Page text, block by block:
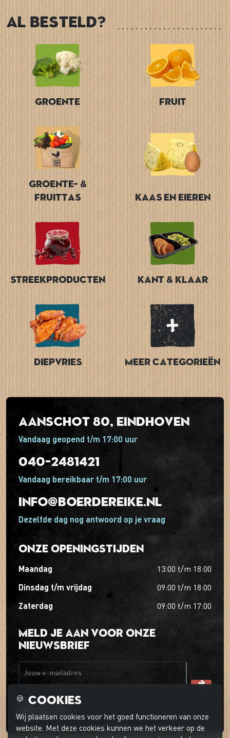
Al besteld?
Groente Fruit
Groente- &
Fruittas
Kaas en Eieren
Streekproducten Kant & Klaar
Diepvries Meer categorieën
Aanschot 80, Eindhoven
Vandaag geopend t/m 17:00 uur
040-2481421
Vandaag bereikbaar t/m 17:00 uur
info@boerdereike.nl
Dezelfde dag nog antwoord op je vraag
Onze openingstijden
maandag 13:00 t/m 18:00
dinsdag t/m vrijdag 09:00 t/m 18:00
zaterdag 09:00 t/m 17:00
Meld je aan voor onze
nieuwsbrief
🍪 Cookies
Wij plaatsen cookies voor het goed functioneren van onze
website. Met deze cookies kunnen we het verkeer op de